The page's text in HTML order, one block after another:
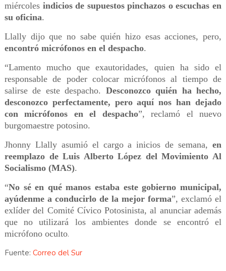
miércoles indicios de supuestos pinchazos o escuchas en
su oficina.
Llally dijo que no sabe quién hizo esas acciones, pero,
encontró micrófonos en el despacho.
“Lamento mucho que exautoridades, quien ha sido el
responsable de poder colocar micrófonos al tiempo de
salirse de este despacho. Desconozco quién ha hecho,
desconozco perfectamente, pero aquí nos han dejado
con micrófonos en el despacho”, reclamó el nuevo
burgomaestre potosino.
Jhonny Llally asumió el cargo a inicios de semana,en
reemplazo de Luis Alberto López del Movimiento Al
Socialismo (MAS).
“No sé en qué manos estaba este gobierno municipal,
ayúdenme a conducirlo de la mejor forma”, exclamó el
exlíder del Comité Cívico Potosinista, al anunciar además
que no utilizará los ambientes donde se encontró el
micrófono oculto.
Fuente: Correo del Sur